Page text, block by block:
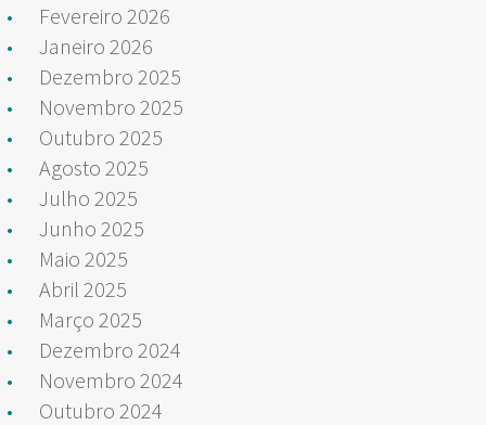
Fevereiro 2026
Janeiro 2026
Dezembro 2025
Novembro 2025
Outubro 2025
Agosto 2025
Julho 2025
Junho 2025
Maio 2025
Abril 2025
Março 2025
Dezembro 2024
Novembro 2024
Outubro 2024